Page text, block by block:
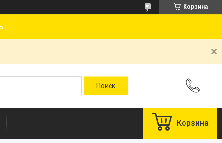
Корзина
Корзина